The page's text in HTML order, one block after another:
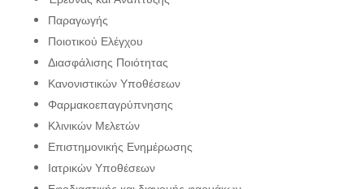
Παραγωγής
Ποιοτικού Ελέγχου
Διασφάλισης Ποιότητας
Κανονιστικών Υποθέσεων
Φαρμακοεπαγρύπνησης
Κλινικών Μελετών
Επιστημονικής Ενημέρωσης
Ιατρικών Υποθέσεων